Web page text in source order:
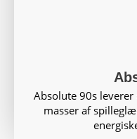
Absolute 90s leverer
masser af